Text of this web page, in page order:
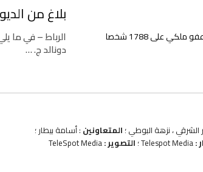
على 1788 شخصا
بلاغ من
الرباط – في ما
دونالد ج. …
الشرقي ، نزهة البوطي ؛ المتعاونين : أسامة بيطار ؛
:Telespot Media ؛ التصوير :TeleSpot Media